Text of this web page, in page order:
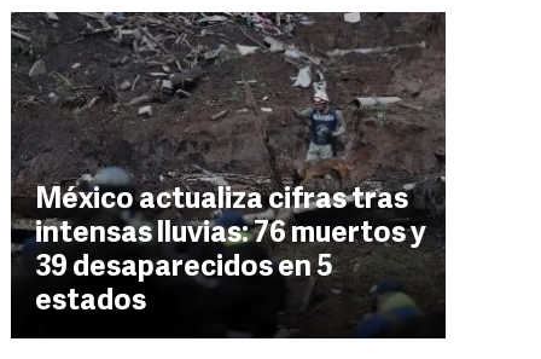
México actualiza cifras tras
intensas lluvias: 76 muertos y
39 desaparecidos en 5
estados